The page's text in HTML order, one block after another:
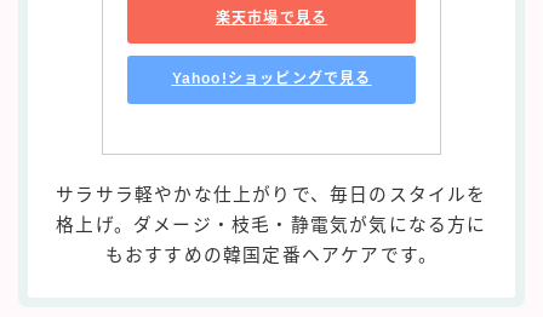
楽天市場で見る
Yahoo!ショッピングで見る
サラサラ軽やかな仕上がりで、毎日のスタイルを
格上げ。ダメージ・枝毛・静電気が気になる方に
もおすすめの韓国定番ヘアケアです。